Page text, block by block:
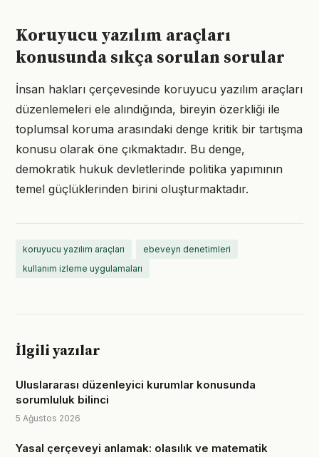
Koruyucu yazılım araçları
konusunda sıkça sorulan sorular
İnsan hakları çerçevesinde koruyucu yazılım araçları
düzenlemeleri ele alındığında, bireyin özerkliği ile
toplumsal koruma arasındaki denge kritik bir tartışma
konusu olarak öne çıkmaktadır. Bu denge,
demokratik hukuk devletlerinde politika yapımının
temel güçlüklerinden birini oluşturmaktadır.
koruyucu yazılım araçları
ebeveyn denetimleri
kullanım izleme uygulamaları
İlgili yazılar
Uluslararası düzenleyici kurumlar konusunda
sorumluluk bilinci
5 Ağustos 2026
Yasal çerçeveyi anlamak: olasılık ve matematik